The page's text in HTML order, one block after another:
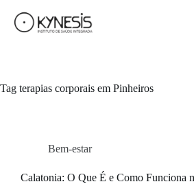
Tag terapias corporais em Pinheiros
Bem-estar
Calatonia: O Que É e Como Funciona